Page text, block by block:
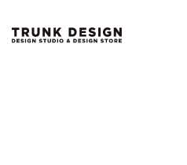
展します
【2/6〜8】東京 有明で開催さ